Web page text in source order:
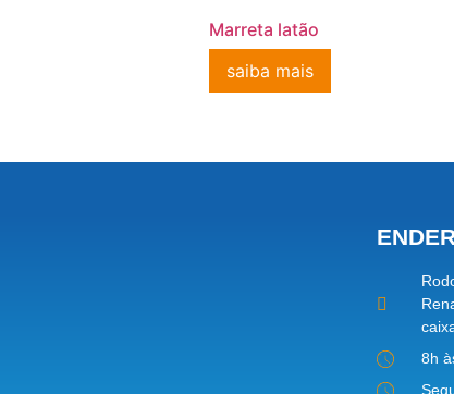
Marreta latão
saiba mais
8h